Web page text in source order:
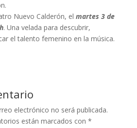
Nuevo Calderón, el martes 3 de
. Una velada para descubrir,
el talento femenino en la música.
electrónico no será publicada.
están marcados con *